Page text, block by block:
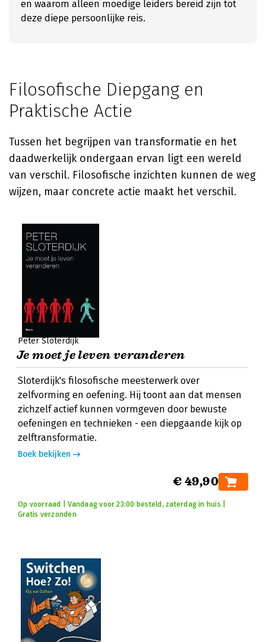
en waarom alleen moedige leiders bereid zijn tot
deze diepe persoonlijke reis.
Filosofische Diepgang en
Praktische Actie
Tussen het begrijpen van transformatie en het
daadwerkelijk ondergaan ervan ligt een wereld
van verschil. Filosofische inzichten kunnen de weg
wijzen, maar concrete actie maakt het verschil.
Peter Sloterdijk
Je moet je leven veranderen
Sloterdijk's filosofische meesterwerk over
zelfvorming en oefening. Hij toont aan dat mensen
zichzelf actief kunnen vormgeven door bewuste
oefeningen en technieken - een diepgaande kijk op
zelftransformatie.
Boek bekijken
€ 49,90
Op voorraad | Vandaag voor 23:00 besteld, zaterdag in huis |
Gratis verzonden